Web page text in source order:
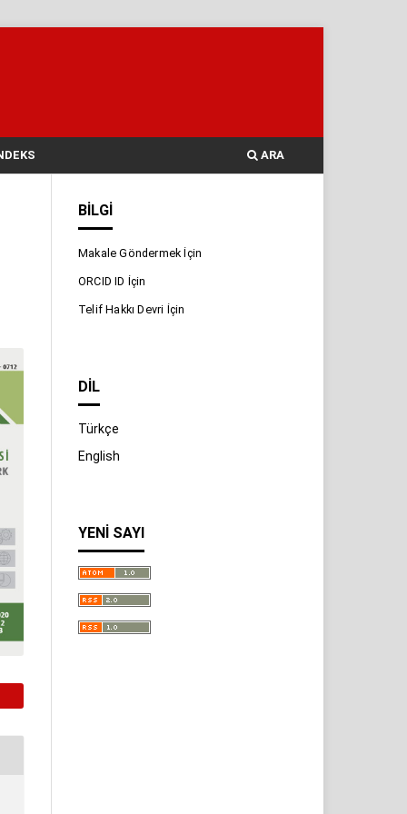
ARA
BILGI
Makale Göndermek İçin
ORCID ID İçin
Telif Hakkı Devri İçin
DIL
Türkçe
English
YENI SAYI